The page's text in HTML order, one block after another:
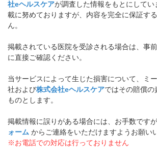
社eヘルスケアが調査した情報をもとにしてい
載に努めておりますが、内容を完全に保証す
ん。
掲載されている医院を受診される場合は、事
に直接ご確認ください。
当サービスによって生じた損害について、ミ
社および株式会社eヘルスケアではその賠償
ものとします。
掲載情報に誤りがある場合には、お手数ですが
ォーム からご連絡をいただけますようお願い
※お電話での対応は行っておりません